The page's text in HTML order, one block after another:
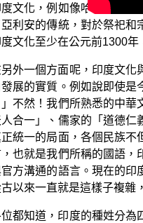
文化，例如像哈拉巴文
利安的傳統，對於祭祀
文化至少在公元前1300
外一個方面呢，印度文
展的實質。例如說即使
不然！我們所熟悉的中華
合一」、儒家的「道德仁
統一的局面，各個民族不
也就是我們所稱的國語
方溝通的語言。現在的印
以來一直就是這樣子複雜
都知道，印度的種姓分為